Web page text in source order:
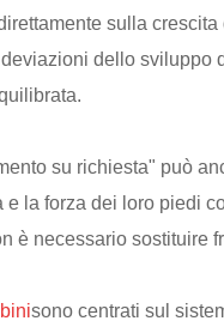
sulla
dello
su richiesta" può
la forza dei loro piedi
è necessario sostituire
sono centrati sul